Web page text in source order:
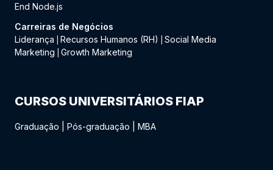
End Node.js
Carreiras de Negócios
Liderança
Recursos Humanos (RH)
Social Media
Marketing
Growth Marketing
CURSOS UNIVERSITÁRIOS FIAP
Graduação Pós-graduação MBA